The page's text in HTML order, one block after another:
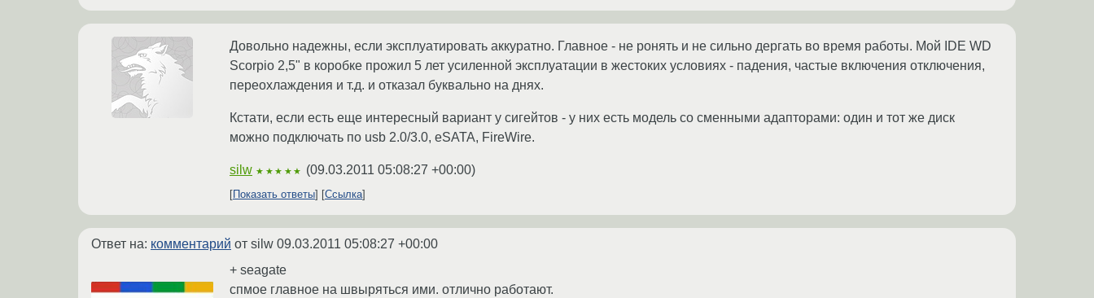
Довольно надежны, если эксплуатировать аккуратно. Главное - не ронять и не сильно дергать во время работы. Мой IDE WD
Scorpio 2,5" в коробке прожил 5 лет усиленной эксплуатации в жестоких условиях - падения, частые включения отключения,
переохлаждения и т.д. и отказал буквально на днях.
Кстати, если есть еще интересный вариант у сигейтов - у них есть модель со сменными адапторами: один и тот же диск
можно подключать по usb 2.0/3.0, eSATA, FireWire.
silw ★★★★★ (09.03.2011 05:08:27 +00:00)
Показать ответы Ссылка
Ответ на: комментарий от silw 09.03.2011 05:08:27 +00:00
+ seagate
спмое главное на швыряться ими. отлично работают.